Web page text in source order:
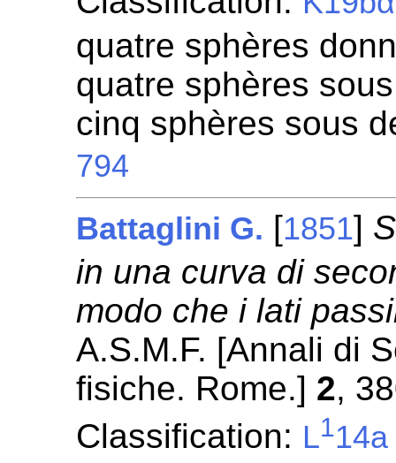
quatre sphères
quatre sphères
cinq sphères sous
794
Battaglini G. [1851]
in una curva di
modo che i lati
A.S.M.F. [Annali di
fisiche. Rome.] 2,
Classification: L114a